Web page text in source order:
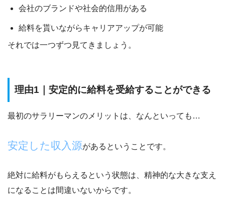
会社のブランドや社会的信用がある
給料を貰いながらキャリアアップが可能
それでは一つずつ見てきましょう。
理由1｜安定的に給料を受給することができる
最初のサラリーマンのメリットは、なんといっても…
安定した収入源があるということです。
絶対に給料がもらえるという状態は、精神的な大きな支え
になることは間違いないからです。